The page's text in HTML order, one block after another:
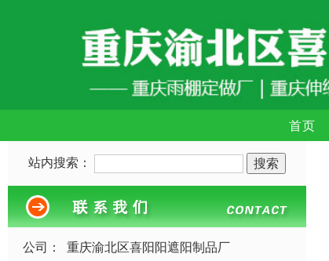
首页
站内搜索：
公司：
重庆渝北区喜阳阳遮阳制品厂